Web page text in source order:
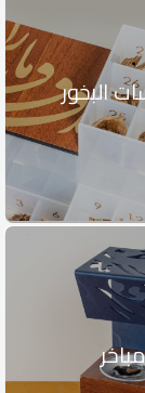
البخور
مباخر